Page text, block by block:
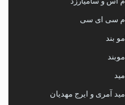
ام سی ای سی
امو بند
اموبند
امید
امید آمری و ایرج مهدیان